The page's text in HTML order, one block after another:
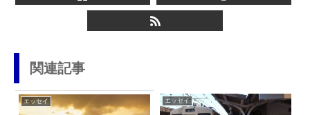
関連記事
エッセイ エッセイ